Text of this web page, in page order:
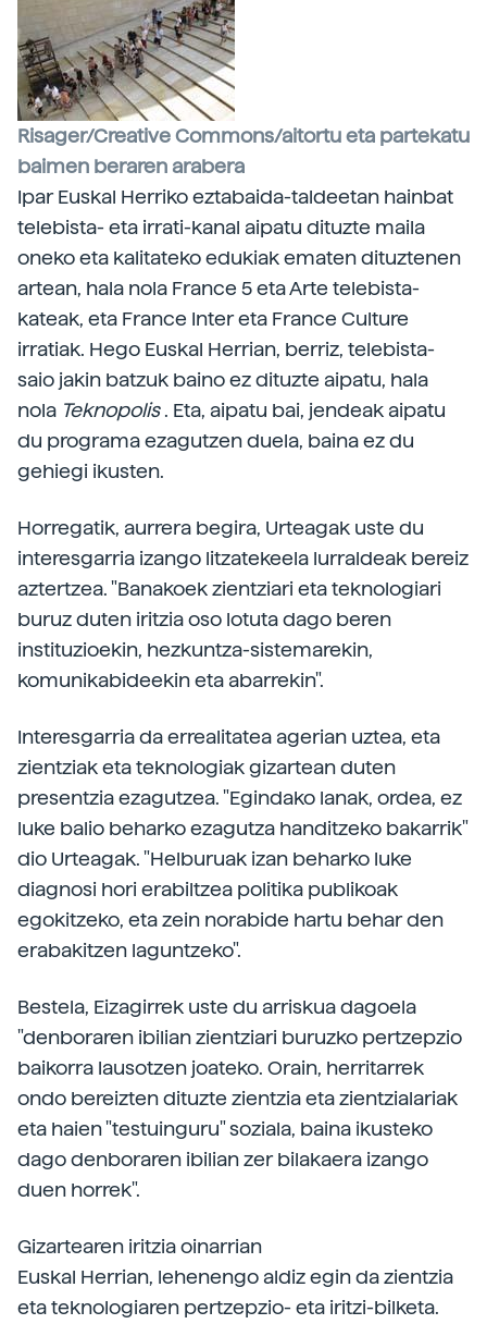
Risager/Creative Commons/aitortu eta partekatu
baimen beraren arabera
Ipar Euskal Herriko eztabaida-taldeetan hainbat
telebista- eta irrati-kanal aipatu dituzte maila
oneko eta kalitateko edukiak ematen dituztenen
artean, hala nola France 5 eta Arte telebista-
kateak, eta France Inter eta France Culture
irratiak. Hego Euskal Herrian, berriz, telebista-
saio jakin batzuk baino ez dituzte aipatu, hala
nola Teknopolis. Eta, aipatu bai, jendeak aipatu
du programa ezagutzen duela, baina ez du
gehiegi ikusten.
Horregatik, aurrera begira, Urteagak uste du
interesgarria izango litzatekeela lurraldeak bereiz
aztertzea. "Banakoek zientziari eta teknologiari
buruz duten iritzia oso lotuta dago beren
instituzioekin, hezkuntza-sistemarekin,
komunikabideekin eta abarrekin".
Interesgarria da errealitatea agerian uztea, eta
zientziak eta teknologiak gizartean duten
presentzia ezagutzea. "Egindako lanak, ordea, ez
luke balio beharko ezagutza handitzeko bakarrik"
dio Urteagak. "Helburuak izan beharko luke
diagnosi hori erabiltzea politika publikoak
egokitzeko, eta zein norabide hartu behar den
erabakitzen laguntzeko".
Bestela, Eizagirrek uste du arriskua dagoela
"denboraren ibilian zientziari buruzko pertzepzio
baikorra lausotzen joateko. Orain, herritarrek
ondo bereizten dituzte zientzia eta zientzialariak
eta haien "testuinguru" soziala, baina ikusteko
dago denboraren ibilian zer bilakaera izango
duen horrek".
Gizartearen iritzia oinarrian
Euskal Herrian, lehenengo aldiz egin da zientzia
eta teknologiaren pertzepzio- eta iritzi-bilketa.